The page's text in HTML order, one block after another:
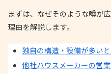
まずは、なぜそのような噂が
理由を解説します。
独自の構造・設備が多い
他社ハウスメーカーの営